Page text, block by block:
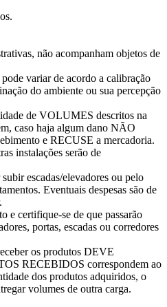
não acompanham objetos de
variar de acordo a calibração
do ambiente ou sua percepção
de VOLUMES descritos na
caso haja algum dano NÃO
e RECUSE a mercadoria.
instalações serão de
escadas/elevadores ou pelo
Eventuais despesas são de
e certifique-se de que passarão
portas, escadas ou corredores
os produtos DEVE
RECEBIDOS correspondem ao
dos produtos adquiridos, o
volumes de outra carga.